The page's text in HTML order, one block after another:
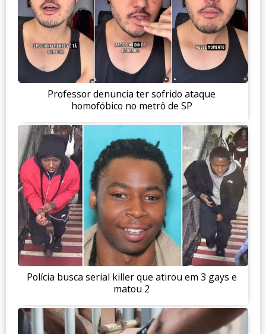
Professor denuncia ter sofrido ataque
homofóbico no metrô de SP
Polícia busca serial killer que atirou em 3 gays e
matou 2